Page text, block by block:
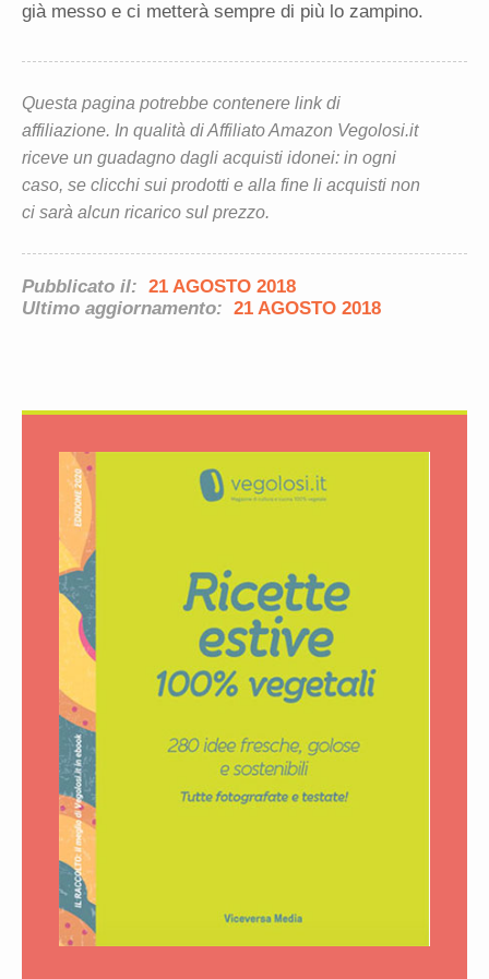
già messo e ci metterà sempre di più lo zampino.
Questa pagina potrebbe contenere link di
affiliazione. In qualità di Affiliato Amazon Vegolosi.it
riceve un guadagno dagli acquisti idonei: in ogni
caso, se clicchi sui prodotti e alla fine li acquisti non
ci sarà alcun ricarico sul prezzo.
Pubblicato il: 21 AGOSTO 2018
Ultimo aggiornamento: 21 AGOSTO 2018